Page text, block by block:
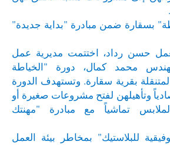
بسقارة ضمن مبادرة "بداية جديدة"
حسن رداد، اختتمت مديرية عمل
محمد كمال، دورة "الخياطة
بقرية سقارة. وتستهدف الدورة
وتأهيلهن لفتح مشروعات صغيرة أو
تماشياً مع مبادرة "مهنتك
للبلاستيك" بمخاطر بيئة العمل